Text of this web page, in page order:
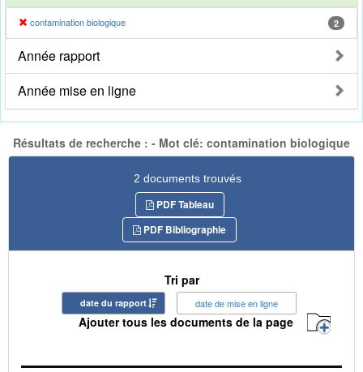
contamination biologique 2
Année rapport
Année mise en ligne
Résultats de recherche : - Mot clé: contamination biologique
2 documents trouvés
PDF Tableau
PDF Bibliographie
Tri par
date du rapport date de mise en ligne
Ajouter tous les documents de la page